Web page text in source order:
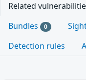
Related
Bundles 0
Detection rules